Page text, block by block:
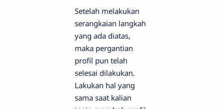
Setelah melakukan
serangkaian langkah
yang ada diatas,
maka pergantian
profil pun telah
selesai dilakukan.
Lakukan hal yang
sama saat kalian